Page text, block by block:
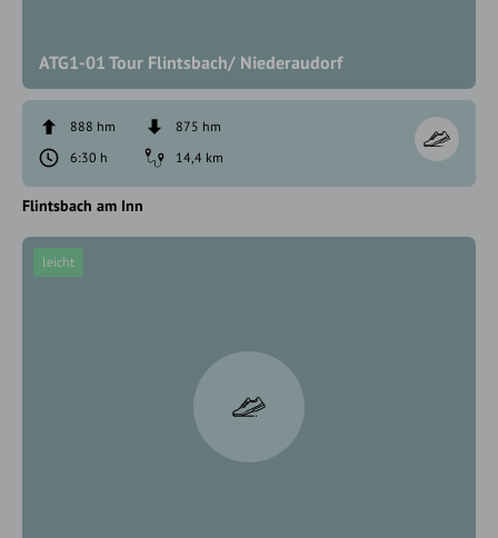
ATG1-01 Tour Flintsbach/ Niederaudorf
888 hm
875 hm
6:30 h
14,4 km
Flintsbach am Inn
leicht